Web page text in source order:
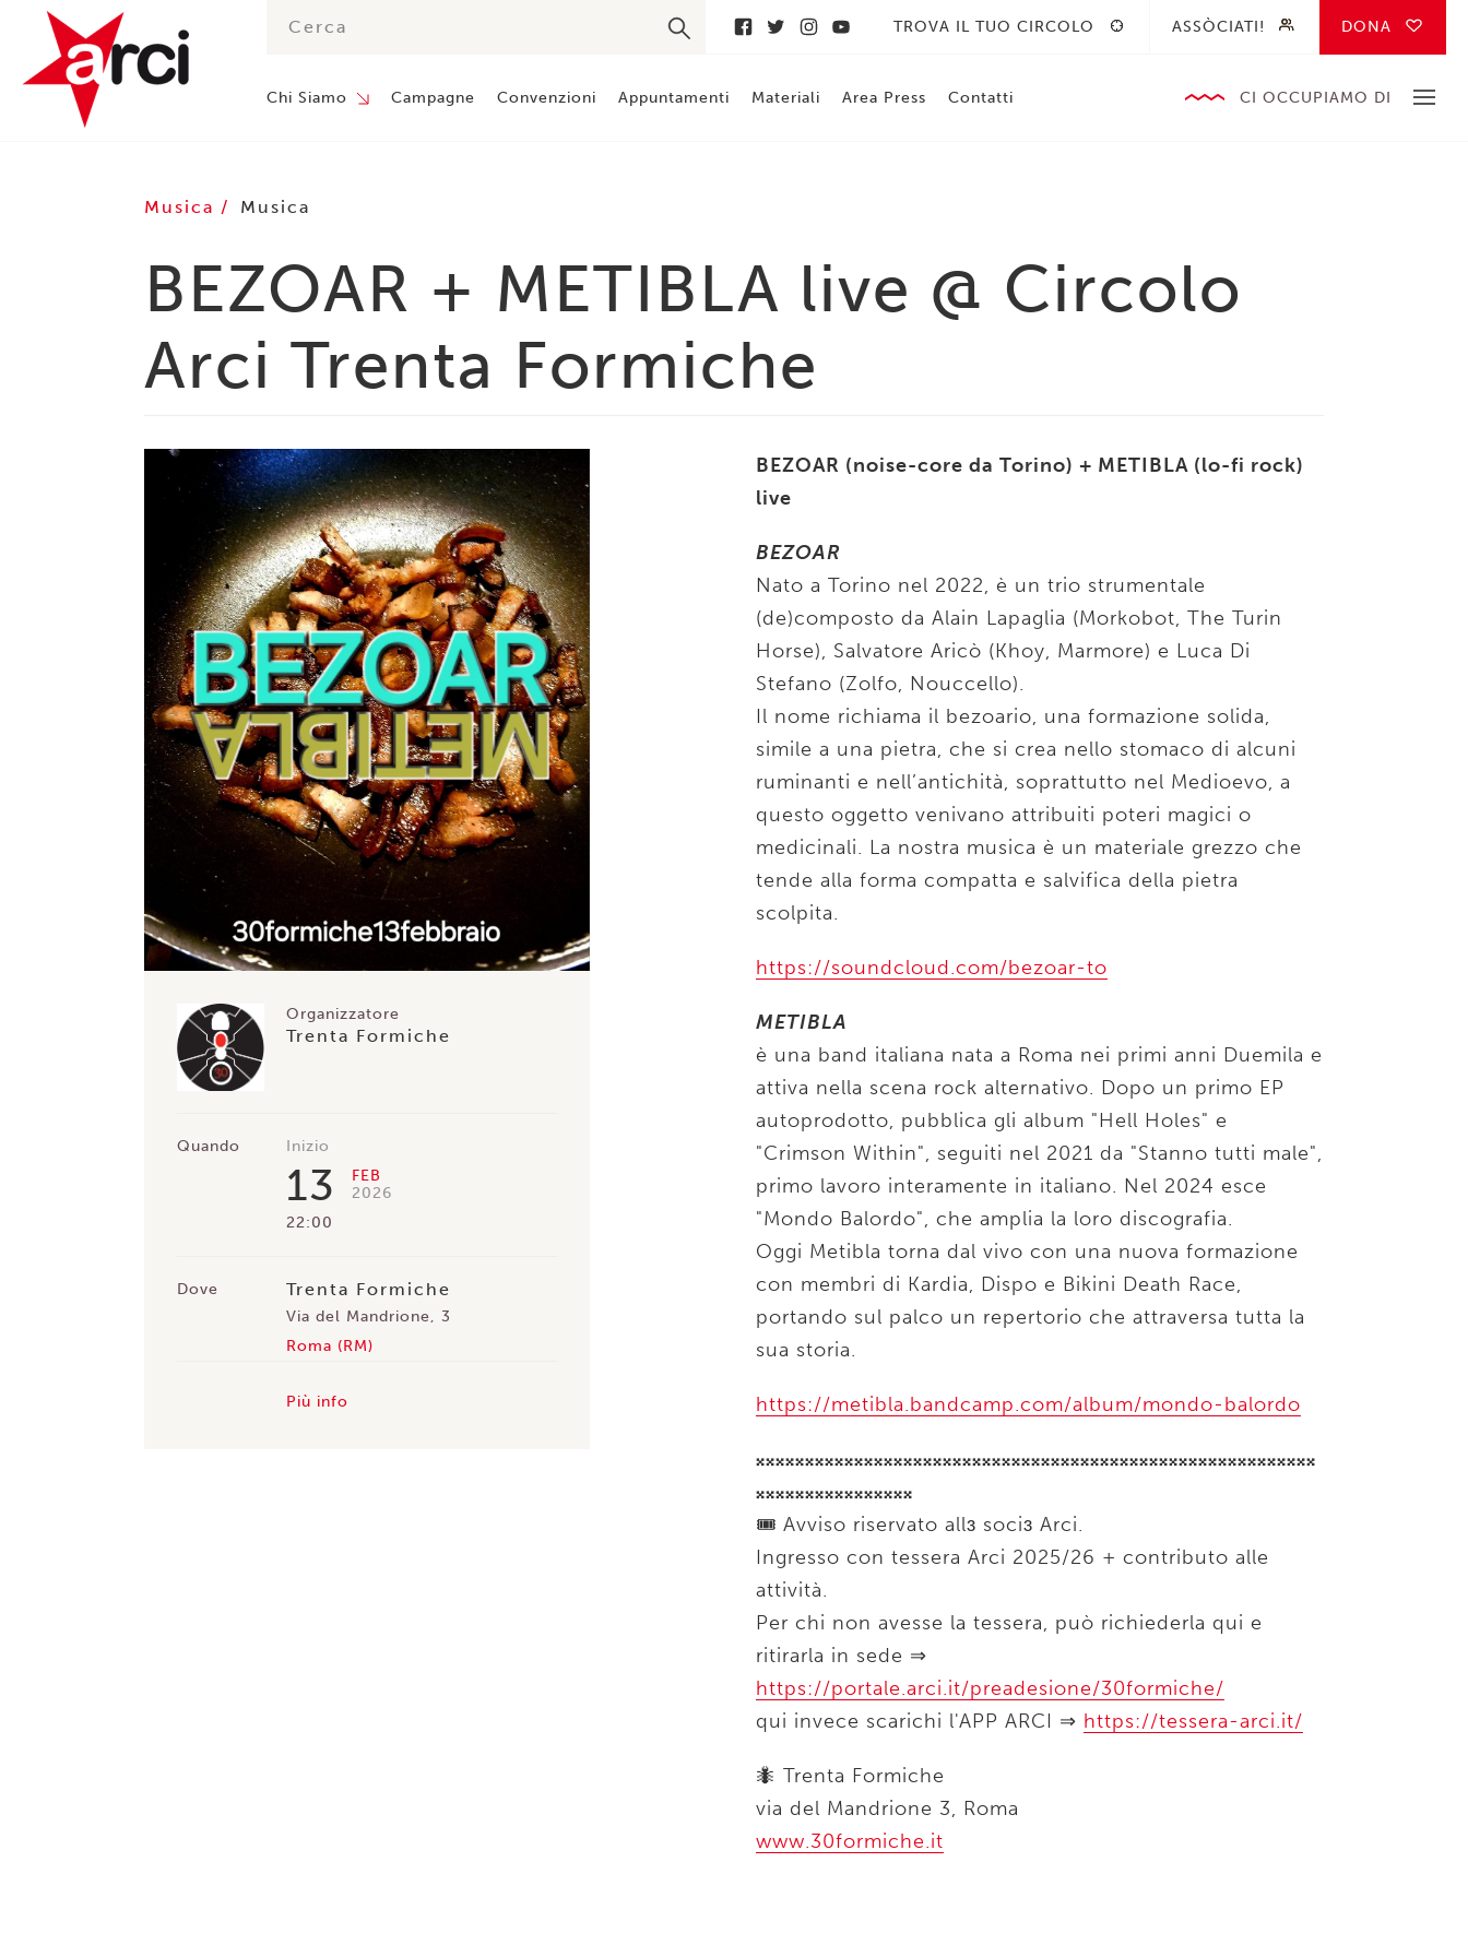
TROVA IL TUO CIRCOLO ASSÒCIATI! DONA
Chi Siamo Campagne Convenzioni Appuntamenti Materiali Area Press Contatti CI OCCUPIAMO DI
Musica Musica
BEZOAR + METIBLA live @ Circolo
Arci Trenta Formiche
Organizzatore
Trenta Formiche
Quando Inizio
13
FEB
2026
22:00
Dove Trenta Formiche
Via del Mandrione, 3
Roma (RM)
Più info
BEZOAR (noise-core da Torino) + METIBLA (lo-fi rock)
live
BEZOAR
Nato a Torino nel 2022, è un trio strumentale
(de)composto da Alain Lapaglia (Morkobot, The Turin
Horse), Salvatore Aricò (Khoy, Marmore) e Luca Di
Stefano (Zolfo, Nouccello).
Il nome richiama il bezoario, una formazione solida,
simile a una pietra, che si crea nello stomaco di alcuni
ruminanti e nell’antichità, soprattutto nel Medioevo, a
questo oggetto venivano attribuiti poteri magici o
medicinali. La nostra musica è un materiale grezzo che
tende alla forma compatta e salvifica della pietra
scolpita.
https://soundcloud.com/bezoar-to
METIBLA
è una band italiana nata a Roma nei primi anni Duemila e
attiva nella scena rock alternativo. Dopo un primo EP
autoprodotto, pubblica gli album "Hell Holes" e
"Crimson Within", seguiti nel 2021 da "Stanno tutti male",
primo lavoro interamente in italiano. Nel 2024 esce
"Mondo Balordo", che amplia la loro discografia.
Oggi Metibla torna dal vivo con una nuova formazione
con membri di Kardia, Dispo e Bikini Death Race,
portando sul palco un repertorio che attraversa tutta la
sua storia.
https://metibla.bandcamp.com/album/mondo-balordo
𝄪𝄪𝄪𝄪𝄪𝄪𝄪𝄪𝄪𝄪𝄪𝄪𝄪𝄪𝄪𝄪𝄪𝄪𝄪𝄪𝄪𝄪𝄪𝄪𝄪𝄪𝄪𝄪𝄪𝄪𝄪𝄪𝄪𝄪𝄪𝄪𝄪𝄪𝄪𝄪𝄪𝄪𝄪𝄪𝄪𝄪𝄪𝄪𝄪𝄪𝄪𝄪𝄪𝄪𝄪𝄪𝄪
𝄪𝄪𝄪𝄪𝄪𝄪𝄪𝄪𝄪𝄪𝄪𝄪𝄪𝄪𝄪𝄪
🎟 Avviso riservato allɜ sociɜ Arci.
Ingresso con tessera Arci 2025/26 + contributo alle
attività.
Per chi non avesse la tessera, può richiederla qui e
ritirarla in sede ⇒
https://portale.arci.it/preadesione/30formiche/
qui invece scarichi l'APP ARCI ⇒ https://tessera-arci.it/
🐜 Trenta Formiche
via del Mandrione 3, Roma
www.30formiche.it